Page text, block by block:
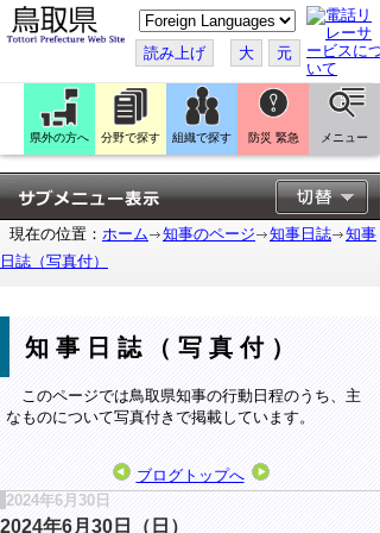
こ
の
ペ
ー
ジ
翻
訳
す
る
読み上げ 大 元
県外の方へ 分野で探す 組織で探す 防災 緊急 メニュー
現在の位置： ホーム 知事のページ 知事日誌
知事
日誌（写真付）
知事日誌（写真付）
このページでは鳥取県知事の行動日程のうち、主
なものについて写真付きで掲載しています。
ブログトップへ
2024年6月30日
2024年6月30日（日）